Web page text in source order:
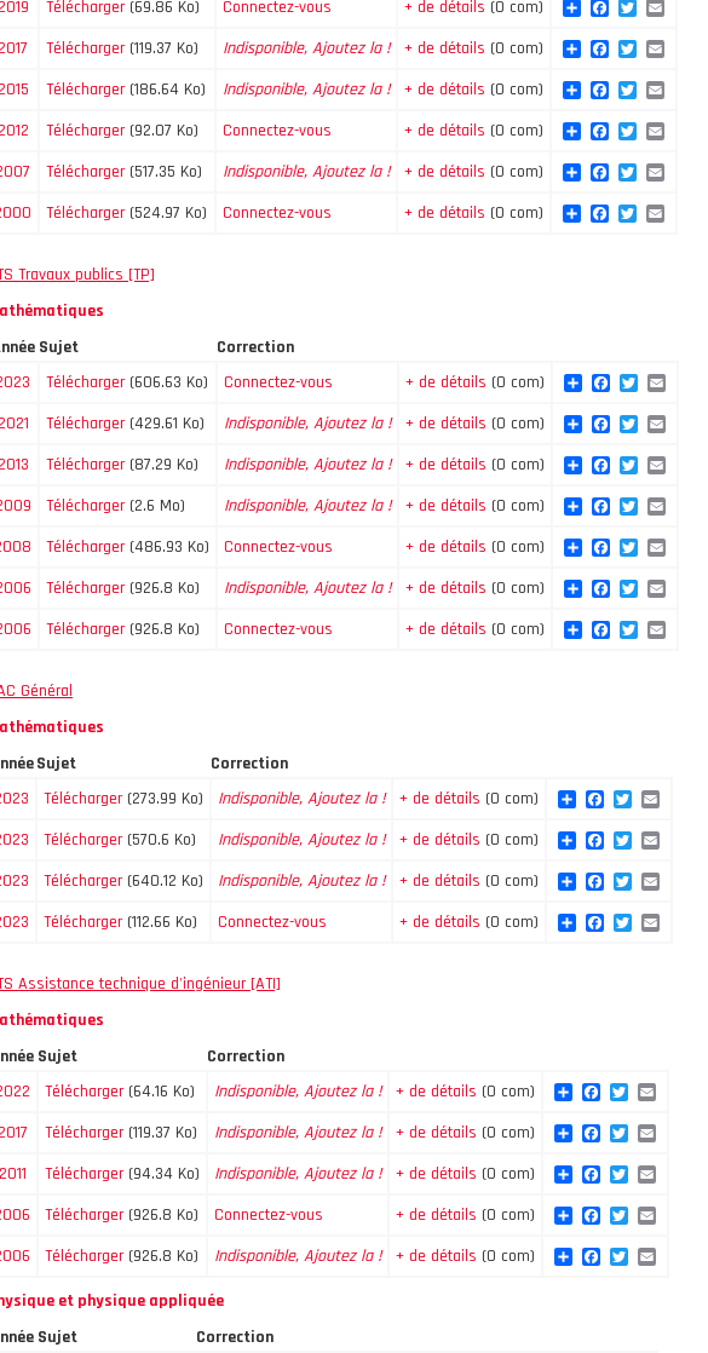
2019 Télécharger (69.86 Ko) Connectez-vous + de détails (0 com) ShareFacebook
Twitter
2017 Télécharger (119.37 Ko) Indisponible, Ajoutez la ! + de détails (0 com) ShareFacebook
Twitter
2015 Télécharger (186.64 Ko) Indisponible, Ajoutez la ! + de détails (0 com) ShareFacebook
Twitter
2012 Télécharger (92.07 Ko) Connectez-vous + de détails (0 com) ShareFacebook
Twitter
Télécharger (517.35 Ko) Indisponible, Ajoutez la ! + de détails (0 com) ShareFacebook
Twitter
Télécharger (524.97 Ko) Connectez-vous + de détails (0 com) ShareFacebook
Twitter
Travaux publics [TP]
Sujet
Correction
Télécharger (606.63 Ko) Connectez-vous + de détails (0 com) ShareFacebook
Twitter
2021 Télécharger (429.61 Ko) Indisponible, Ajoutez la ! + de détails (0 com) ShareFacebook
Twitter
2013 Télécharger (87.29 Ko) Indisponible, Ajoutez la ! + de détails (0 com) ShareFacebook
Twitter
Télécharger (2.6 Mo) Indisponible, Ajoutez la ! + de détails (0 com) ShareFacebook
Twitter
Télécharger (486.93 Ko) Connectez-vous + de détails (0 com) ShareFacebook
Twitter
Télécharger (926.8 Ko) Indisponible, Ajoutez la ! + de détails (0 com) ShareFacebook
Twitter
Télécharger (926.8 Ko) Connectez-vous + de détails (0 com) ShareFacebook
Twitter
Général
Sujet
Correction
Télécharger (273.99 Ko) Indisponible, Ajoutez la ! + de détails (0 com) ShareFacebook
Twitter
Télécharger (570.6 Ko) Indisponible, Ajoutez la ! + de détails (0 com) ShareFacebook
Twitter
Télécharger (640.12 Ko) Indisponible, Ajoutez la ! + de détails (0 com) ShareFacebook
Twitter
Télécharger (112.66 Ko) Connectez-vous + de détails (0 com) ShareFacebook
Twitter
Assistance technique d'ingénieur [ATI]
Sujet
Correction
Télécharger (64.16 Ko) Indisponible, Ajoutez la ! + de détails (0 com) ShareFacebook
Twitter
2017 Télécharger (119.37 Ko) Indisponible, Ajoutez la ! + de détails (0 com) ShareFacebook
Twitter
2011 Télécharger (94.34 Ko) Indisponible, Ajoutez la ! + de détails (0 com) ShareFacebook
Twitter
Télécharger (926.8 Ko) Connectez-vous + de détails (0 com) ShareFacebook
Twitter
Télécharger (926.8 Ko) Indisponible, Ajoutez la ! + de détails (0 com) ShareFacebook
Twitter
et physique appliquée
Sujet
Correction